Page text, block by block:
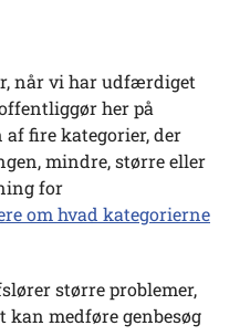
når vi har udfærdiget
her på
af fire kategorier, der
mindre, større eller
for
om hvad kategorierne
større problemer,
medføre genbesøg